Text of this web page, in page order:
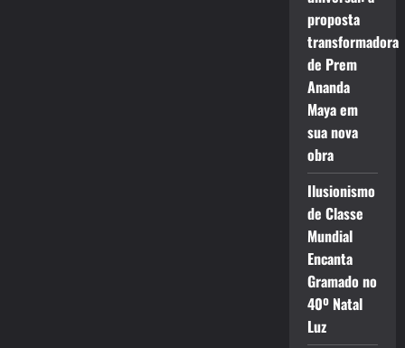
proposta
transformadora
de Prem
Ananda
Maya em
sua nova
obra
Ilusionismo
de Classe
Mundial
Encanta
Gramado no
40º Natal
Luz